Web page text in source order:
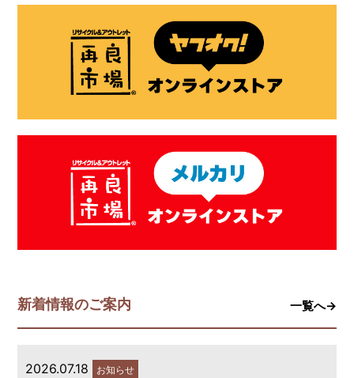
新着情報のご案内 一覧へ→
2026.07.18 お知らせ